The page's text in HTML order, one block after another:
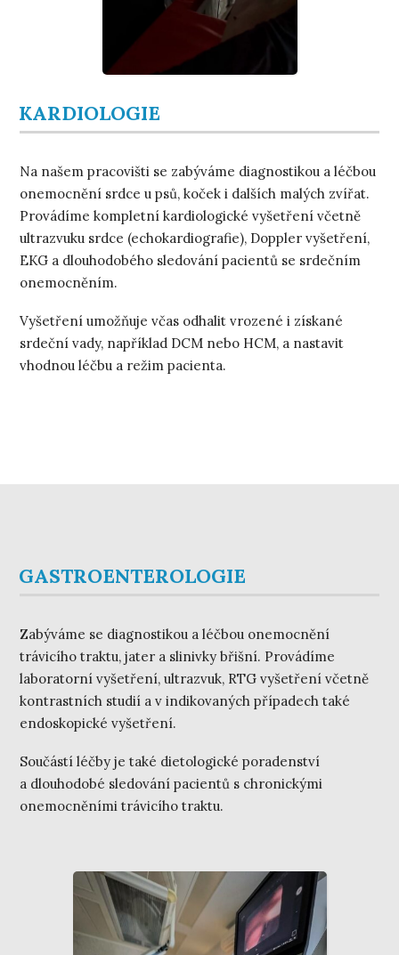
KARDIOLOGIE
Na našem pracovišti se zabýváme diagnostikou a léčbou
onemocnění srdce u psů, koček i dalších malých zvířat.
Provádíme kompletní kardiologické vyšetření včetně
ultrazvuku srdce (echokardiografie), Doppler vyšetření,
EKG a dlouhodobého sledování pacientů se srdečním
onemocněním.
Vyšetření umožňuje včas odhalit vrozené i získané
srdeční vady, například DCM nebo HCM, a nastavit
vhodnou léčbu a režim pacienta.
GASTROENTEROLOGIE
Zabýváme se diagnostikou a léčbou onemocnění
trávicího traktu, jater a slinivky břišní. Provádíme
laboratorní vyšetření, ultrazvuk, RTG vyšetření včetně
kontrastních studií a v indikovaných případech také
endoskopické vyšetření.
Součástí léčby je také dietologické poradenství
a dlouhodobé sledování pacientů s chronickými
onemocněními trávicího traktu.